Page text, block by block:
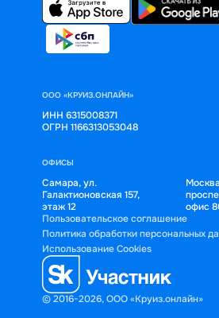
ООО «КРУИЗ.ОНЛАЙН»
ИНН 6315008371
ОГРН 1166313053048
ОФИСЫ
Самара, ул.
Галактионовская 157,
этаж 12
офис
© 2016-2026, ООО «Круиз.онлайн»
Пользовательское соглашение
Политика обработки персональных
Использование Cookies